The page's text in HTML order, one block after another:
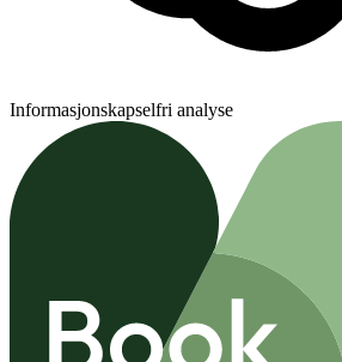
Informasjonskapselfri analyse